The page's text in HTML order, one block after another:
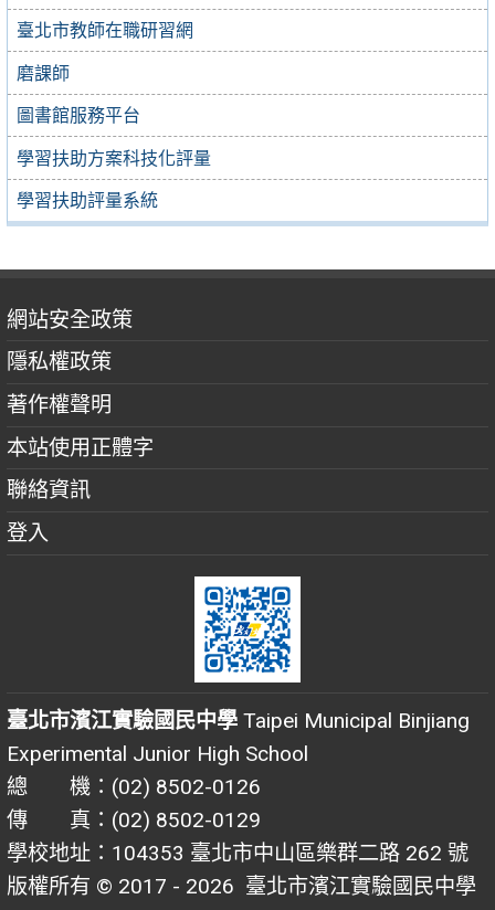
臺北市教師在職研習網
磨課師
圖書館服務平台
學習扶助方案科技化評量
學習扶助評量系統
網站安全政策
隱私權政策
著作權聲明
本站使用正體字
聯絡資訊
登入
臺北市濱江實驗國民中學 Taipei Municipal Binjiang
Experimental Junior High School
總 機：(02) 8502-0126
傳 真：(02) 8502-0129
學校地址：104353 臺北市中山區樂群二路 262 號
版權所有 © 2017 - 2026 臺北市濱江實驗國民中學